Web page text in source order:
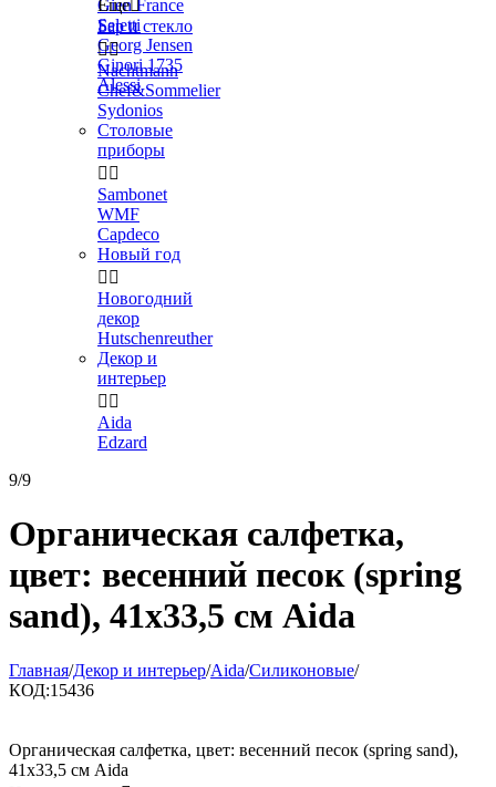
Gien France
Seletti
Georg Jensen
Ginori 1735
Alessi
Еще
Бар и стекло

Nachtmann
Chef&Sommelier
Sydonios
Столовые
приборы
 
Sambonet
WMF
Capdeco
Новый год
 
Новогодний
декор
Hutschenreuther
Декор и
интерьер
 
Aida
Edzard
9/9
Органическая салфетка,
цвет: весенний песок (spring
sand), 41x33,5 см Aida
Главная/Декор и интерьер/Aida/Силиконовые/
КОД:15436
Органическая салфетка, цвет: весенний песок (spring sand),
41x33,5 см Aida